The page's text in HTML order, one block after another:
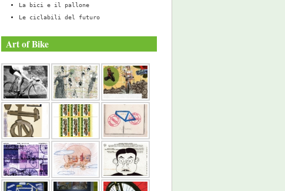
La bici e il pallone
Le ciclabili del futuro
Art of Bike